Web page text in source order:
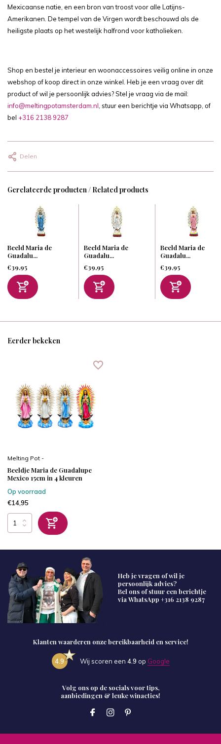
Mexicaanse natie, en een bron van troost voor alle Latijns-
Amerikanen. De tempel van de Virgen wordt beschouwd als de
heiligste plaats op het westelijk halfrond voor katholieken.
Shop en bestel je interieur en woonaccessoires veilig online in onze
webshop of koop direct in onze winkel. Heb je een vraag over dit
product of wil je persoonlijk advies? Stel je vraag via de mail:
info@meltingpotamsterdam.nl, stuur een berichtje via Whatsapp, of
bel +316 2138 9287
Delen
Gerelateerde producten / Related products
Beeld Maria de
Guadalu...
€39,95
Beeld Maria de
Guadalu...
€39,95
Beeld Maria de
Guadalu...
€39,95
Eerder bekeken
Melting Pot -
Beeldje Maria de Guadalupe
Mexico 15cm in 4 kleuren
Op voorraad
€14,95
Heb je vragen of wil je
persoonlijk advies?
Bel ons of stuur een berichtje
via WhatsApp +316 2138 9287
Klanten waarderen onze bereikbaarheid en service!
4.9 Wij scoren een 4.9 op Google
Volg ons op de socials voor tips,
aanbiedingen & leuke winacties!